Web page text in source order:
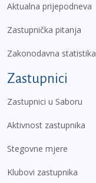
Aktualna prijepodneva
Zastupnička pitanja
Zakonodavna statistika
Zastupnici
Zastupnici u Saboru
Aktivnost zastupnika
Stegovne mjere
Klubovi zastupnika